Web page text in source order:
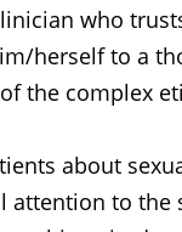
who
herself to a
the complex
about
attention to the